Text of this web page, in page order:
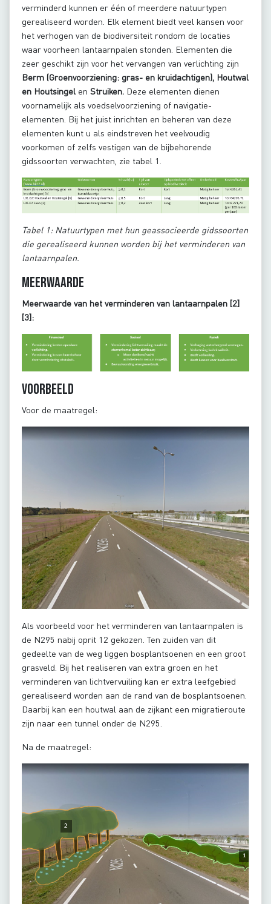
verminderd kunnen er één of meerdere natuurtypen
gerealiseerd worden. Elk element biedt veel kansen voor
het verhogen van de biodiversiteit rondom de locaties
waar voorheen lantaarnpalen stonden. Elementen die
zeer geschikt zijn voor het vervangen van verlichting zijn
Berm (Groenvoorziening: gras- en kruidachtigen), Houtwal
en Houtsingel en Struiken. Deze elementen dienen
voornamelijk als voedselvoorziening of navigatie-
elementen. Bij het juist inrichten en beheren van deze
elementen kunt u als eindstreven het veelvoudig
voorkomen of zelfs vestigen van de bijbehorende
gidssoorten verwachten, zie tabel 1.
Tabel 1: Natuurtypen met hun geassocieerde gidssoorten
die gerealiseerd kunnen worden bij het verminderen van
lantaarnpalen.
Meerwaarde
Meerwaarde van het verminderen van lantaarnpalen [2]
[3]:
Voorbeeld
Voor de maatregel:
Als voorbeeld voor het verminderen van lantaarnpalen is
de N295 nabij oprit 12 gekozen. Ten zuiden van dit
gedeelte van de weg liggen bosplantsoenen en een groot
grasveld. Bij het realiseren van extra groen en het
verminderen van lichtvervuiling kan er extra leefgebied
gerealiseerd worden aan de rand van de bosplantsoenen.
Daarbij kan een houtwal aan de zijkant een migratieroute
zijn naar een tunnel onder de N295.
Na de maatregel: